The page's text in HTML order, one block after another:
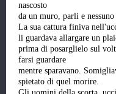
nascosto
da un muro, parli e nessuno
La sua cattura finiva
li guardava allargare un
prima di posarglielo sul
farsi guardare
mentre sparavano.
spietato di quel morire.